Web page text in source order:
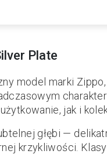
Plate
model marki
jak i
głębi —
krzykliwości.